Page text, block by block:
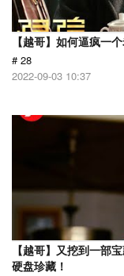
【越哥】如何逼疯一
# 28
2022-09-03 10:37
【越哥】又挖到一部
硬盘珍藏！